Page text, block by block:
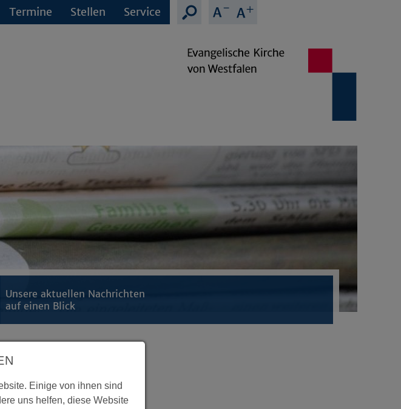
Termine Stellen Service
Unsere aktuellen Nachrichten
auf einen Blick
Lippe
Einige von ihnen sind
uns helfen, diese Website